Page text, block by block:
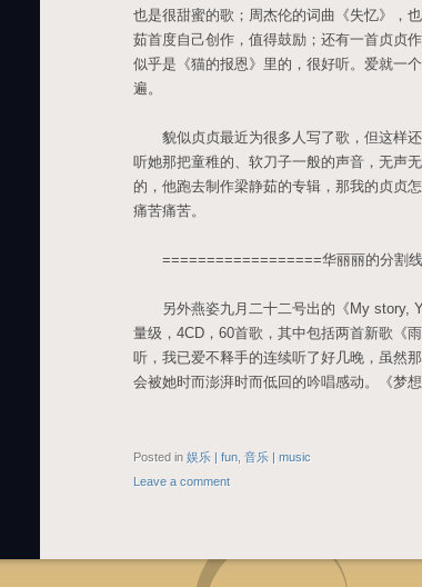
也是很甜蜜的歌；周杰伦的词曲《失忆》，
茹首度自己创作，值得鼓励；还有一首贞贞
似乎是《猫的报恩》里的，很好听。爱就一
遍。
貌似贞贞最近为很多人写了歌，但这样还
听她那把童稚的、软刀子一般的声音，无声
的，他跑去制作梁静茹的专辑，那我的贞
痛苦痛苦。
==================华丽丽的分割
另外燕姿九月二十二号出的《My story,
量级，4CD，60首歌，其中包括两首新歌《
听，我已爱不释手的连续听了好几晚，虽然
会被她时而澎湃时而低回的吟唱感动。《梦
Posted in 娱乐 | fun 音乐 | music
Leave a comment